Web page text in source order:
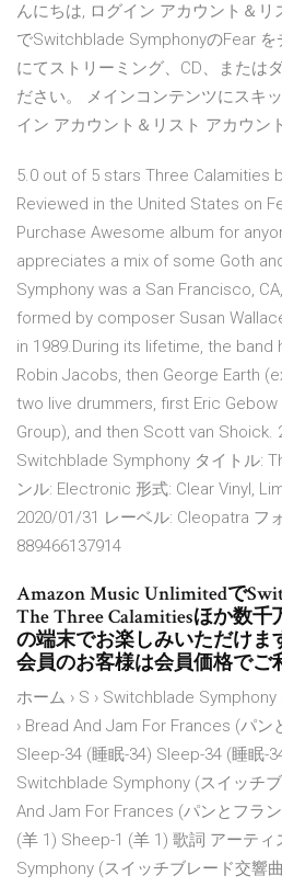
んにちは, ログイン アカウント＆
でSwitchblade SymphonyのFear
にてストリーミング、CD、または
ださい。 メインコンテンツにスキ
イン アカウント＆リスト アカウン
5.0 out of 5 stars Three Calamities
Reviewed in the United States on
Purchase Awesome album for
appreciates a mix of some Goth
Symphony was a San Francisco,
formed by composer Susan
in 1989.During its lifetime, the
Robin Jacobs, then George Earth
two live drummers, first Eric Gebow
Group), and then Scott van Shoick.
Switchblade Symphony タイトル:
ンル: Electronic 形式: Clear Vinyl,
2020/01/31 レーベル: Cleopatra フ
889466137914
Amazon Music Unlimitedで
The Three Calamitiesほか数
の端末でお楽しみいただけま
会員のお客様は会員価格でご
ホーム › S › Switchblade
› Bread And Jam For Frances (パン
Sleep-34 (睡眠-34) Sleep-34 (睡眠-
Switchblade Symphony (スイッチ
And Jam For Frances (パンとフラ
(羊 1) Sheep-1 (羊 1) 歌詞 アーテ
Symphony (スイッチブレード交響